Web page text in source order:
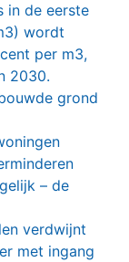
in de eerste
wordt
per m3,
2030.
grond
– de
verdwijnt
met ingang